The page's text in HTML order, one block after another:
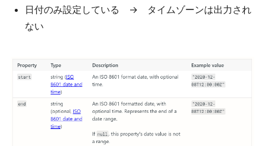
日付のみ設定している → タイムゾーンは出力され
ない